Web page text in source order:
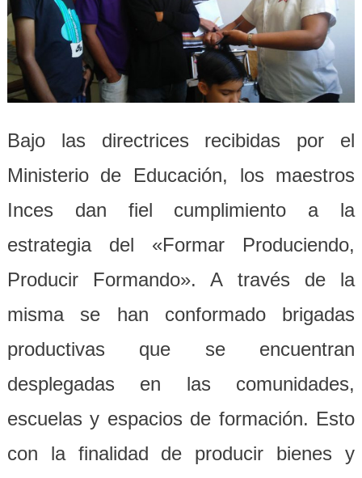
Bajo las directrices recibidas por el
Ministerio de Educación, los maestros
Inces dan fiel cumplimiento a la
estrategia del «Formar Produciendo,
Producir Formando». A través de la
misma se han conformado brigadas
productivas que se encuentran
desplegadas en las comunidades,
escuelas y espacios de formación. Esto
con la finalidad de producir bienes y